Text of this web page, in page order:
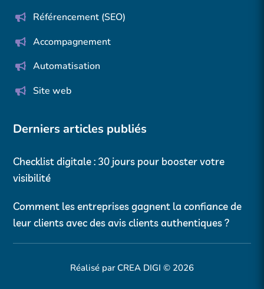
Référencement (SEO)
Accompagnement
Automatisation
Site web
Derniers articles publiés
Checklist digitale : 30 jours pour booster votre
visibilité
Comment les entreprises gagnent la confiance de
leur clients avec des avis clients authentiques ?
Réalisé par CREA DIGI © 2026